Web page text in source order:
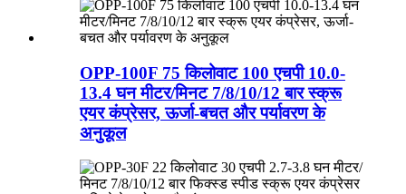
OPP-100F 75 किलोवाट 100 एचपी 10.0-
13.4 घन मीटर/मिनट 7/8/10/12 बार स्क्रू
एयर कंप्रेसर, ऊर्जा-बचत और पर्यावरण के
अनुकूल